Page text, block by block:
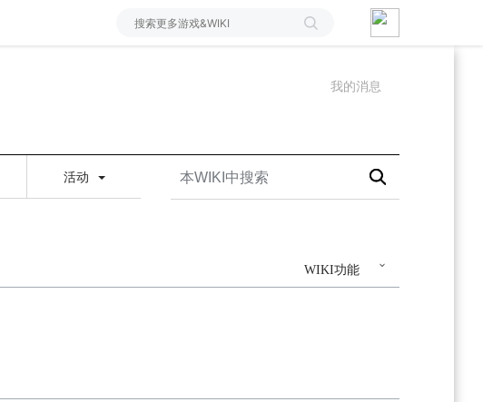
我的消息
活动
WIKI功能